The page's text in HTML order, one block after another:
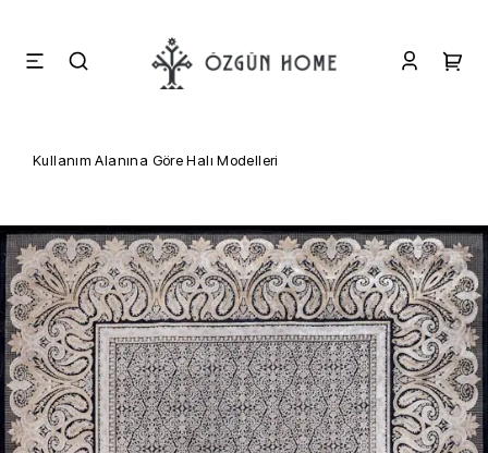
Kullanım Alanına Göre Halı Modelleri